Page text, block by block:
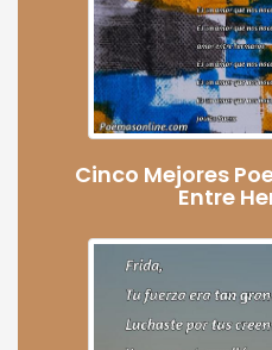
Cinco Mejores
Entre